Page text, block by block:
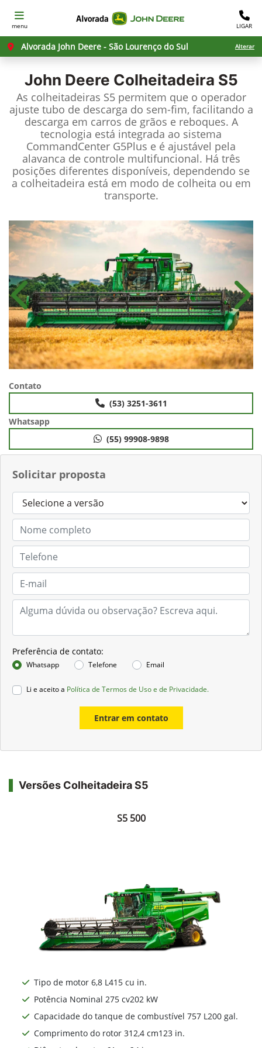
menu LIGAR
Alvorada John Deere - São Lourenço do Sul Alterar
John Deere Colheitadeira S5
As colheitadeiras S5 permitem que o operador
ajuste tubo de descarga do sem-fim, facilitando a
descarga em carros de grãos e reboques. A
tecnologia está integrada ao sistema
CommandCenter G5Plus e é ajustável pela
alavanca de controle multifuncional. Há três
posições diferentes disponíveis, dependendo se
a colheitadeira está em modo de colheita ou em
transporte.
Solicitar proposta
Preferência de contato:
Whatsapp Telefone Email
Li e aceito a Política de Termos de Uso e de Privacidade.
Entrar em contato
Anterior
Contato
(53) 3251-3611
Whatsapp
(55) 99908-9898
Versões Colheitadeira S5
S5 500
Tipo de motor 6,8 L415 cu in.
Potência Nominal 275 cv202 kW
Capacidade do tanque de combustível 757 L200 gal.
Comprimento do rotor 312,4 cm123 in.